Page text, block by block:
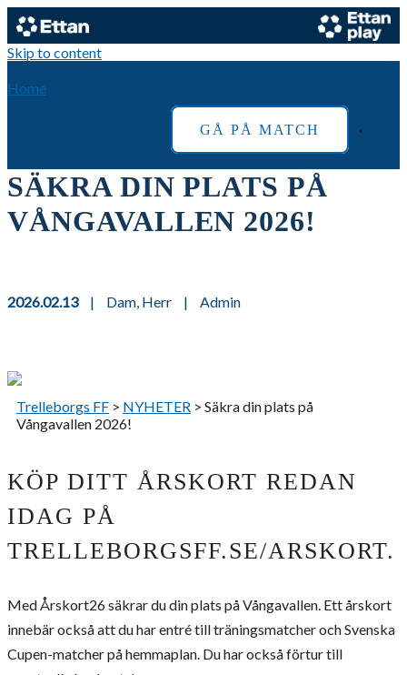
Skip to content
Home
GÅ PÅ MATCH
SÄKRA DIN PLATS PÅ
VÅNGAVALLEN 2026!
2026.02.13 | Dam, Herr | Admin
Trelleborgs FF > NYHETER > Säkra din plats på
Vångavallen 2026!
KÖP DITT ÅRSKORT REDAN
IDAG PÅ
TRELLEBORGSFF.SE/ARSKORT.
Med Årskort26 säkrar du din plats på Vångavallen. Ett årskort
innebär också att du har entré till träningsmatcher och Svenska
Cupen-matcher på hemmaplan. Du har också förtur till